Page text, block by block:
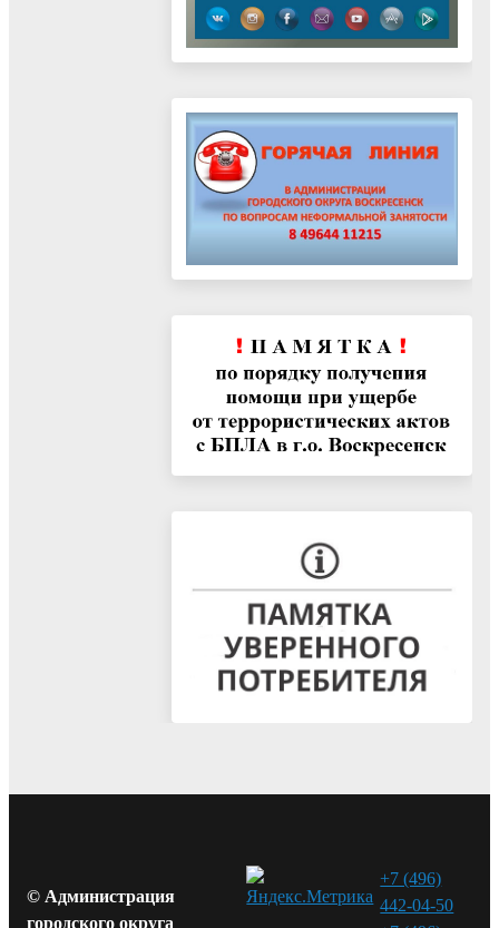
© Администрация
городского округа
+7 (496)
442-04-50